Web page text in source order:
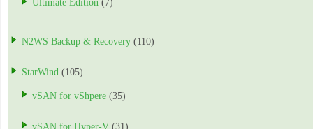
Ultimate Edition (7)
N2WS Backup & Recovery (110)
StarWind (105)
vSAN for vShpere (35)
vSAN for Hyper-V (31)